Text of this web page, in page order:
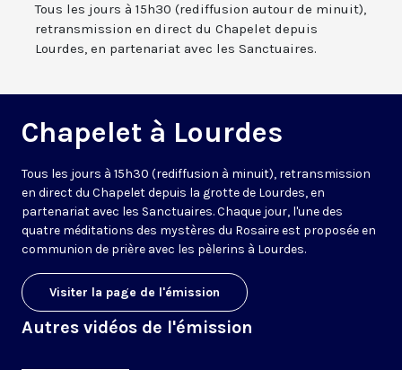
Tous les jours à 15h30 (rediffusion autour de minuit),
retransmission en direct du Chapelet depuis
Lourdes, en partenariat avec les Sanctuaires.
Chapelet à Lourdes
Tous les jours à 15h30 (rediffusion à minuit), retransmission
en direct du Chapelet depuis la grotte de Lourdes, en
partenariat avec les Sanctuaires. Chaque jour, l'une des
quatre méditations des mystères du Rosaire est proposée en
communion de prière avec les pèlerins à Lourdes.
Visiter la page de l'émission
Autres vidéos de l'émission